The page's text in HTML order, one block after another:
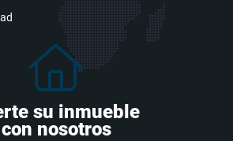
su inmueble
con nosotros